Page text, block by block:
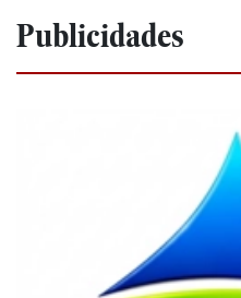
Publicidades